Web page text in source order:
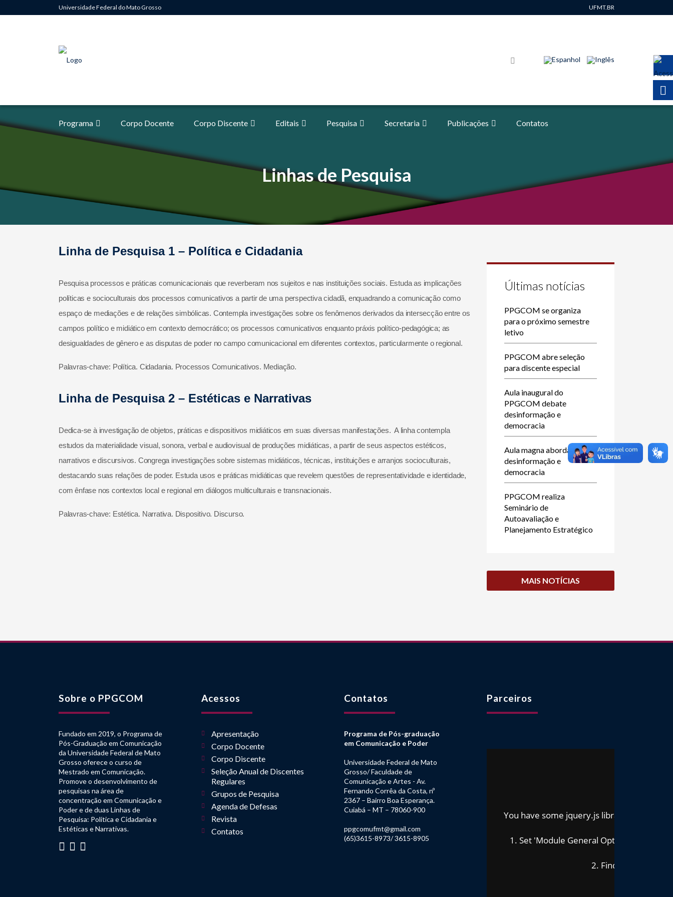
Universidade Federal do Mato Grosso UFMT.BR
Programa Corpo Docente Corpo Discente Editais Pesquisa Secretaria Publicações Contatos
Linhas de Pesquisa
Linha de Pesquisa 1 – Política e Cidadania
Pesquisa processos e práticas comunicacionais que reverberam nos sujeitos e nas instituições sociais. Estuda as implicações
políticas e socioculturais dos processos comunicativos a partir de uma perspectiva cidadã, enquadrando a comunicação como
espaço de mediações e de relações simbólicas. Contempla investigações sobre os fenômenos derivados da intersecção entre os
campos político e midiático em contexto democrático; os processos comunicativos enquanto práxis político-pedagógica; as
desigualdades de gênero e as disputas de poder no campo comunicacional em diferentes contextos, particularmente o regional.
Palavras-chave: Política. Cidadania. Processos Comunicativos. Mediação.
Linha de Pesquisa 2 – Estéticas e Narrativas
Dedica-se à investigação de objetos, práticas e dispositivos midiáticos em suas diversas manifestações. A linha contempla
estudos da materialidade visual, sonora, verbal e audiovisual de produções midiáticas, a partir de seus aspectos estéticos,
narrativos e discursivos. Congrega investigações sobre sistemas midiáticos, técnicas, instituições e arranjos socioculturais,
destacando suas relações de poder. Estuda usos e práticas midiáticas que revelem questões de representatividade e identidade,
com ênfase nos contextos local e regional em diálogos multiculturais e transnacionais.
Palavras-chave: Estética. Narrativa. Dispositivo. Discurso.
Últimas notícias
PPGCOM se organiza
para o próximo semestre
letivo
PPGCOM abre seleção
para discente especial
Aula inaugural do
PPGCOM debate
desinformação e
democracia
Aula magna abordará
desinformação e
democracia
PPGCOM realiza
Seminário de
Autoavaliação e
Planejamento Estratégico
MAIS NOTÍCIAS
Sobre o PPGCOM
Fundado em 2019, o Programa de
Pós-Graduação em Comunicação
da Universidade Federal de Mato
Grosso oferece o curso de
Mestrado em Comunicação.
Promove o desenvolvimento de
pesquisas na área de
concentração em Comunicação e
Poder e de duas Linhas de
Pesquisa: Política e Cidadania e
Estéticas e Narrativas.
Acessos
Apresentação
Corpo Docente
Corpo Discente
Seleção Anual de Discentes
Regulares
Grupos de Pesquisa
Agenda de Defesas
Revista
Contatos
Contatos
Programa de Pós-graduação
em Comunicação e Poder
Universidade Federal de Mato
Grosso/ Faculdade de
Comunicação e Artes - Av.
Fernando Corrêa da Costa, nº
2367 – Bairro Boa Esperança.
Cuiabá – MT – 78060-900
ppgcomufmt@gmail.com
(65)3615-8973/ 3615-8905
Parceiros
You have some jquery.js library include
1. Set 'Module General Options' ->
2. Find the double